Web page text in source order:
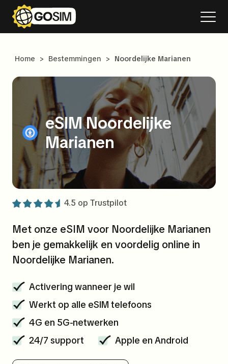
Home > Bestemmingen > Noordelijke Marianen
eSIM Noordelijke
Marianen
4.5 op Trustpilot
Met onze eSIM voor Noordelijke Marianen
ben je gemakkelijk en voordelig online in
Noordelijke Marianen.
Activering wanneer je wil
Werkt op alle eSIM telefoons
4G en 5G-netwerken
24/7 support
Apple en Android